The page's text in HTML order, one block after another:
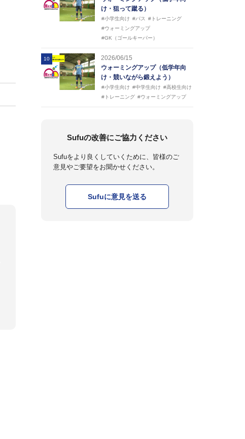
け・狙って蹴る）
#小学生向け #パス
#トレーニング
#ウォーミングアップ
#GK（ゴールキーパー）
10
2026/06/15
ウォーミングアップ（低学年向
け・競いながら鍛えよう）
#小学生向け #中学生向け #高校生向け
#トレーニング #ウォーミングアップ
Sufuの改善にご協力ください
Sufuをより良くしていくために、皆様のご
意見やご要望をお聞かせください。
Sufuに意見を送る